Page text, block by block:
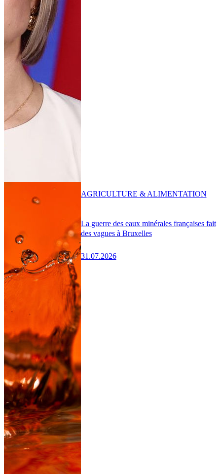
La guerre des eaux minérales françaises fait
des vagues à Bruxelles
31.07.2026
AGRICULTURE & ALIMENTATION